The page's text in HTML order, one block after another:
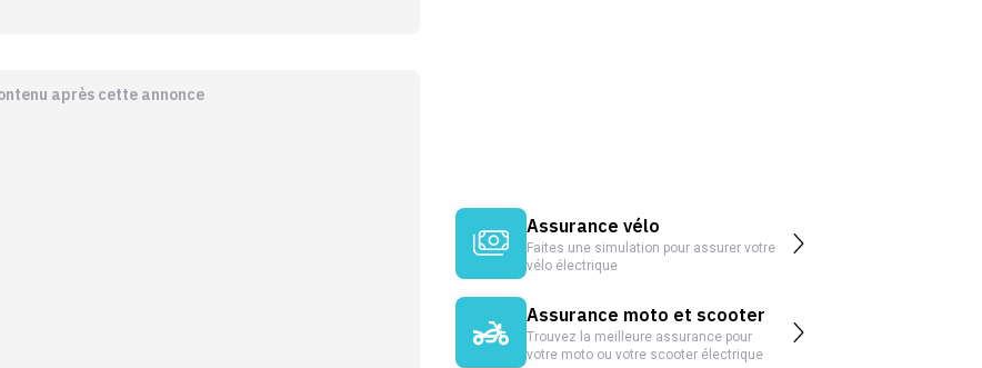
après cette annonce
Assurance vélo
Faites une simulation pour assurer votre
vélo électrique
Assurance moto et scooter
Trouvez la meilleure assurance pour
votre moto ou votre scooter électrique